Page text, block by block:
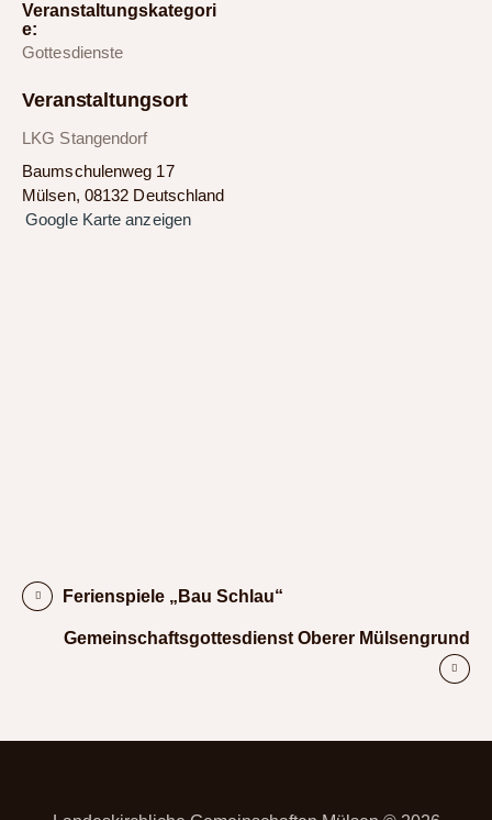
Veranstaltungskategori
e:
Gottesdienste
Veranstaltungsort
LKG Stangendorf
Baumschulenweg 17
Mülsen, 08132 Deutschland
Google Karte anzeigen
Ferienspiele „Bau Schlau“
Gemeinschaftsgottesdienst Oberer Mülsengrund